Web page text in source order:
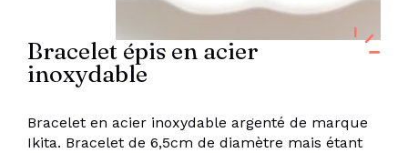
Bracelet épis en acier
inoxydable
Bracelet en acier inoxydable argenté de marque
Ikita. Bracelet de 6,5cm de diamètre mais étant